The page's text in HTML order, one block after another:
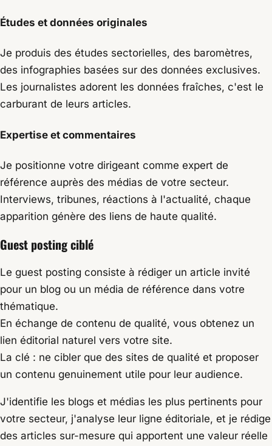
Études et données originales
Je produis des études sectorielles, des baromètres,
des infographies basées sur des données exclusives.
Les journalistes adorent les données fraîches, c'est le
carburant de leurs articles.
Expertise et commentaires
Je positionne votre dirigeant comme expert de
référence auprès des médias de votre secteur.
Interviews, tribunes, réactions à l'actualité, chaque
apparition génère des liens de haute qualité.
Guest posting ciblé
Le guest posting consiste à rédiger un article invité
pour un blog ou un média de référence dans votre
thématique.
En échange de contenu de qualité, vous obtenez un
lien éditorial naturel vers votre site.
La clé : ne cibler que des sites de qualité et proposer
un contenu genuinement utile pour leur audience.
J'identifie les blogs et médias les plus pertinents pour
votre secteur, j'analyse leur ligne éditoriale, et je rédige
des articles sur-mesure qui apportent une valeur réelle